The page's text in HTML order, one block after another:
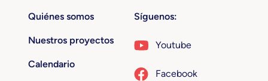
Quiénes somos
Nuestros proyectos
Calendario
Síguenos:
Youtube
Facebook